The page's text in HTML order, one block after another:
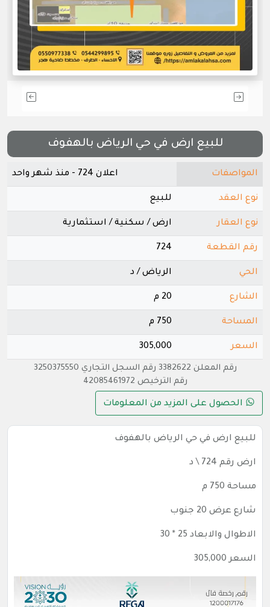
للبيع ارض في حي الرياض بالهفوف
المواصفات اعلان 724 - منذ شهر واحد
نوع العقد للبيع
نوع العقار ارض / سكنية / استثمارية
رقم القطعة 724
الحي الرياض / د
الشارع 20 م
المساحة 750 م
السعر 305,000
رقم المعلن 3382622 رقم السجل التجاري 3250375550
رقم الترخيص 42085461972
الحصول على المزيد من المعلومات
للبيع ارض في حي الرياض بالهفوف
ارض رقم 724 \ د
مساحة 750 م
شارع عرض 20 جنوب
الاطوال والابعاد 25 * 30
السعر 305,000